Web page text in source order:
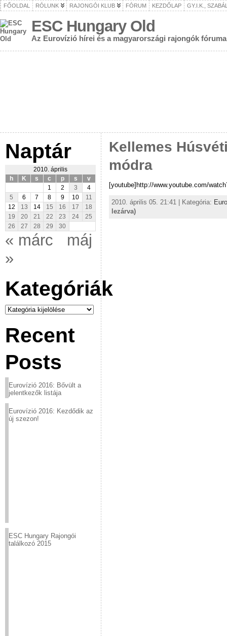
FŐOLDAL RÓLUNK RAJONGÓI KLUB FÓRUM KEZDŐLAP GY.I.K.,
ESC Hungary Old
Az Eurovízió hírei és a magyarországi rajongók fóruma
Naptár
2010. április
h
K s c p s
v
1
2 3
4
5
6 7 8 9 10
11
12
13 14 15 16 17
18
19
20 21 22 23 24
25
26
27 28 29 30
« márc
máj
»
Kategóriák
Kategóriák
Recent
Posts
Eurovízió 2016: Bővült a
jelentkezők listája
Eurovízió 2016: Kezdődik az
új szezon!
ESC Hungary Rajongói
találkozó 2015
Kellemes
módra
[youtube]http://www.youtube.com/
2010. április 05. 21:41 | Kategória:
lezárva)